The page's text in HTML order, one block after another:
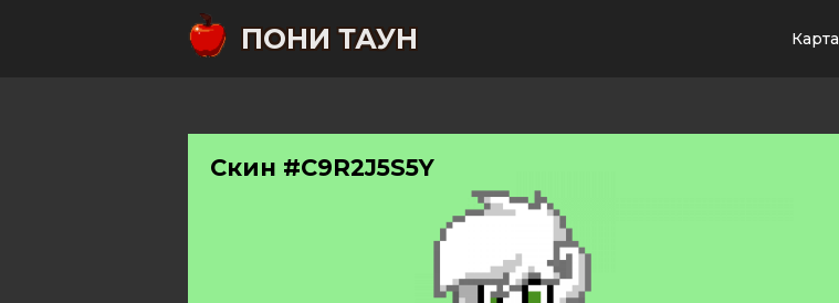
ПОНИ ТАУН Карта
Скин #C9R2J5S5Y